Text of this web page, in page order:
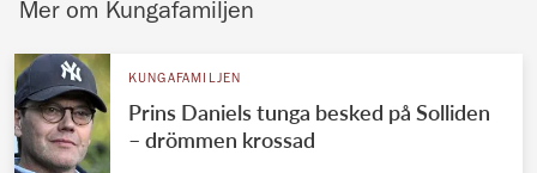
Mer om Kungafamiljen
KUNGAFAMILJEN
Prins Daniels tunga besked på Solliden
– drömmen krossad